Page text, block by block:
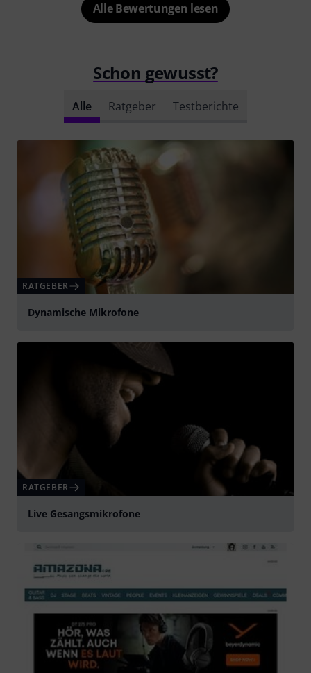
Alle Bewertungen lesen
Schon gewusst?
Alle Ratgeber Testberichte
RATGEBER
Dynamische Mikrofone
RATGEBER
Live Gesangsmikrofone